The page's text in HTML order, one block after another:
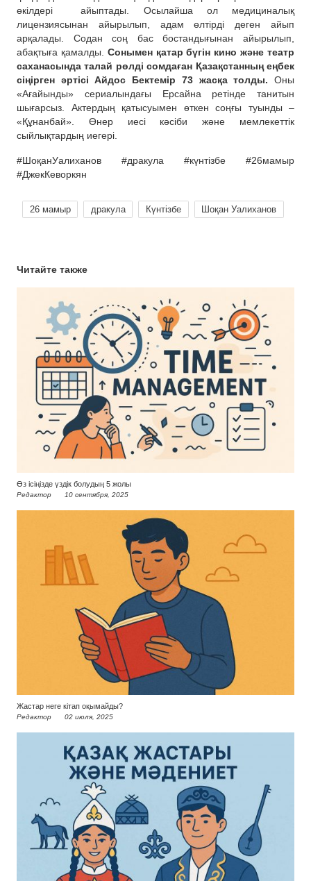
өкілдері
айыптады. Осылайша ол медициналық
лицензиясынан айырылып, адам өлтірді деген айып
арқалады. Содан соң бас бостандығынан айырылып,
абақтыға қамалды. Сонымен қатар бүгін кино және театр
саханасында талай рөлді сомдаған Қазақстанның еңбек
сіңірген әртісі Айдос Бектемір 73 жасқа толды. Оны
«Ағайынды» сериалындағы Ерсайна ретінде танитын
шығарсыз. Актердың қатысуымен өткен соңғы туынды –
«Құнанбай». Өнер иесі кәсіби және мемлекеттік
сыйлықтардың иегері.
#ШоқанУалиханов #дракула #күнтізбе #26мамыр
#ДжекКеворкян
26 мамыр дракула Күнтізбе Шоқан Уалиханов
Читайте также
Өз ісіңізде үздік болудың 5 жолы
Редактор 10 сентября, 2025
Жастар неге кітап оқымайды?
Редактор 02 июля, 2025